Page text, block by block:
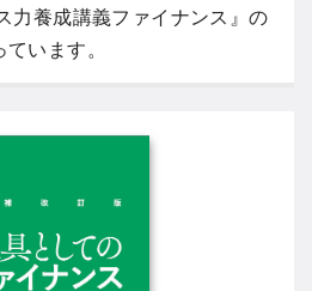
力養成講義ファイナンス』の
います。